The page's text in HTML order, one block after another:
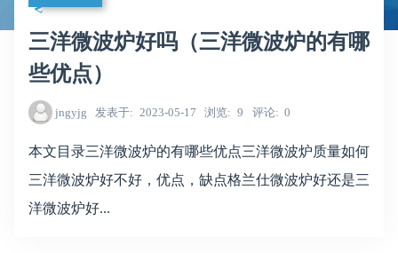
三洋微波炉好吗（三洋微波炉的有哪
些优点）
jngyjg 发表于 2023-05-17 浏览 9 评论 0
本文目录三洋微波炉的有哪些优点三洋微波炉质量如何
三洋微波炉好不好，优点，缺点格兰仕微波炉好还是三
洋微波炉好...